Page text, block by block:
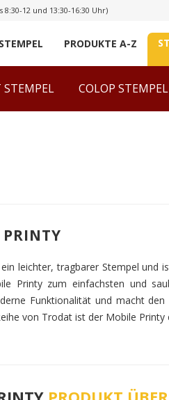
8:30-12 und 13:30-16:30 Uhr)
PRODUKTE A-Z
STEMPEL COLOP STEMPEL
leichter, tragbarer Stempel und
Printy zum einfachsten und
Funktionalität und macht
von Trodat ist der Mobile Printy